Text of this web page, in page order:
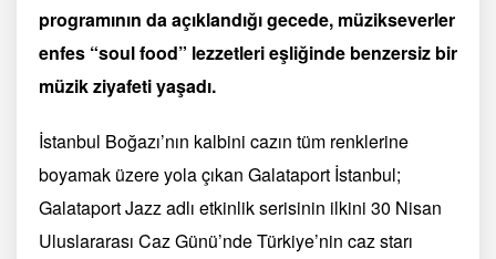
programının da açıklandığı gecede, müzikseverler
enfes “soul food” lezzetleri eşliğinde benzersiz bir
müzik ziyafeti yaşadı.
İstanbul Boğazı’nın kalbini cazın tüm renklerine
boyamak üzere yola çıkan Galataport İstanbul;
Galataport Jazz adlı etkinlik serisinin ilkini 30 Nisan
Uluslararası Caz Günü’nde Türkiye’nin caz starı